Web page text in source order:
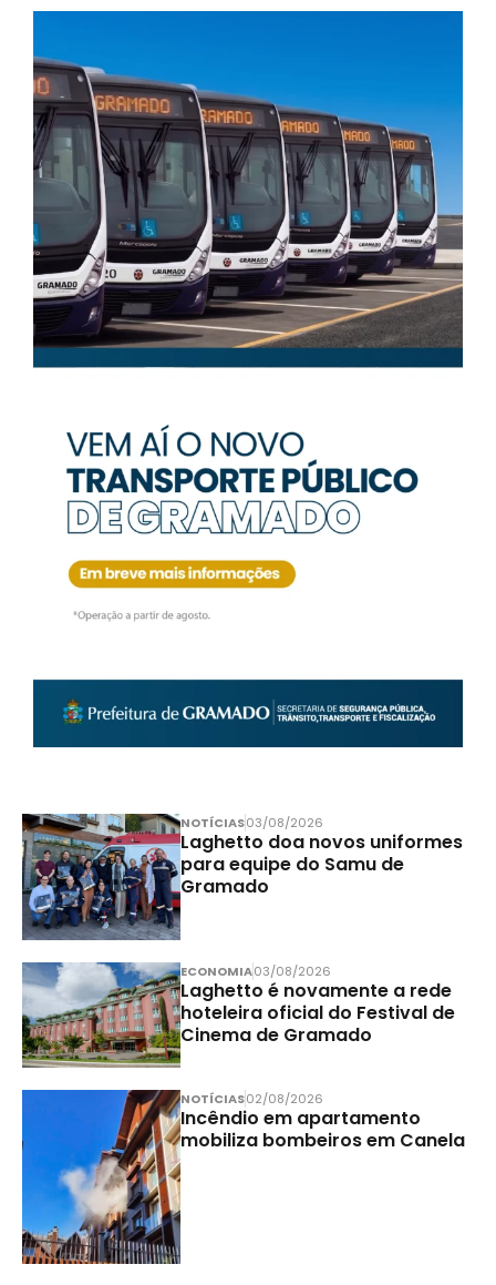
NOTÍCIAS03/08/2026
Laghetto doa novos uniformes
para equipe do Samu de
Gramado
ECONOMIA03/08/2026
Laghetto é novamente a rede
hoteleira oficial do Festival de
Cinema de Gramado
NOTÍCIAS02/08/2026
Incêndio em apartamento
mobiliza bombeiros em Canela